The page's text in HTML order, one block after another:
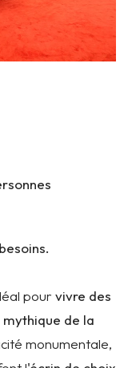
pour vivre des
de la
monumentale,